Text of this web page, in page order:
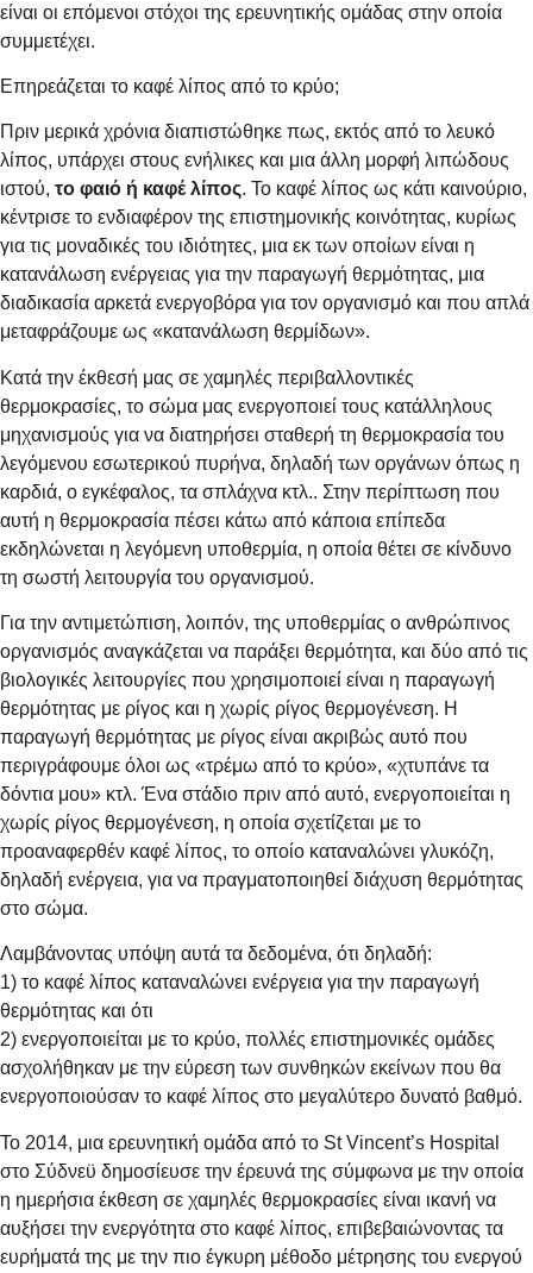
είναι οι επόμενοι στόχοι της ερευνητικής ομάδας στην οποία
συμμετέχει.
Επηρεάζεται το καφέ λίπος από το κρύο;
Πριν μερικά χρόνια διαπιστώθηκε πως, εκτός από το λευκό
λίπος, υπάρχει στους ενήλικες και μια άλλη μορφή λιπώδους
ιστού, το φαιό ή καφέ λίπος. Το καφέ λίπος ως κάτι καινούριο,
κέντρισε το ενδιαφέρον της επιστημονικής κοινότητας, κυρίως
για τις μοναδικές του ιδιότητες, μια εκ των οποίων είναι η
κατανάλωση ενέργειας για την παραγωγή θερμότητας, μια
διαδικασία αρκετά ενεργοβόρα για τον οργανισμό και που απλά
μεταφράζουμε ως «κατανάλωση θερμίδων».
Κατά την έκθεσή μας σε χαμηλές περιβαλλοντικές
θερμοκρασίες, το σώμα μας ενεργοποιεί τους κατάλληλους
μηχανισμούς για να διατηρήσει σταθερή τη θερμοκρασία του
λεγόμενου εσωτερικού πυρήνα, δηλαδή των οργάνων όπως η
καρδιά, ο εγκέφαλος, τα σπλάχνα κτλ.. Στην περίπτωση που
αυτή η θερμοκρασία πέσει κάτω από κάποια επίπεδα
εκδηλώνεται η λεγόμενη υποθερμία, η οποία θέτει σε κίνδυνο
τη σωστή λειτουργία του οργανισμού.
Για την αντιμετώπιση, λοιπόν, της υποθερμίας ο ανθρώπινος
οργανισμός αναγκάζεται να παράξει θερμότητα, και δύο από τις
βιολογικές λειτουργίες που χρησιμοποιεί είναι η παραγωγή
θερμότητας με ρίγος και η χωρίς ρίγος θερμογένεση. Η
παραγωγή θερμότητας με ρίγος είναι ακριβώς αυτό που
περιγράφουμε όλοι ως «τρέμω από το κρύο», «χτυπάνε τα
δόντια μου» κτλ. Ένα στάδιο πριν από αυτό, ενεργοποιείται η
χωρίς ρίγος θερμογένεση, η οποία σχετίζεται με το
προαναφερθέν καφέ λίπος, το οποίο καταναλώνει γλυκόζη,
δηλαδή ενέργεια, για να πραγματοποιηθεί διάχυση θερμότητας
στο σώμα.
Λαμβάνοντας υπόψη αυτά τα δεδομένα, ότι δηλαδή:
1) το καφέ λίπος καταναλώνει ενέργεια για την παραγωγή
θερμότητας και ότι
2) ενεργοποιείται με το κρύο, πολλές επιστημονικές ομάδες
ασχολήθηκαν με την εύρεση των συνθηκών εκείνων που θα
ενεργοποιούσαν το καφέ λίπος στο μεγαλύτερο δυνατό βαθμό.
Το 2014, μια ερευνητική ομάδα από το St Vincent’s Hospital
στο Σύδνεϋ δημοσίευσε την έρευνά της σύμφωνα με την οποία
η ημερήσια έκθεση σε χαμηλές θερμοκρασίες είναι ικανή να
αυξήσει την ενεργότητα στο καφέ λίπος, επιβεβαιώνοντας τα
ευρήματά της με την πιο έγκυρη μέθοδο μέτρησης του ενεργού